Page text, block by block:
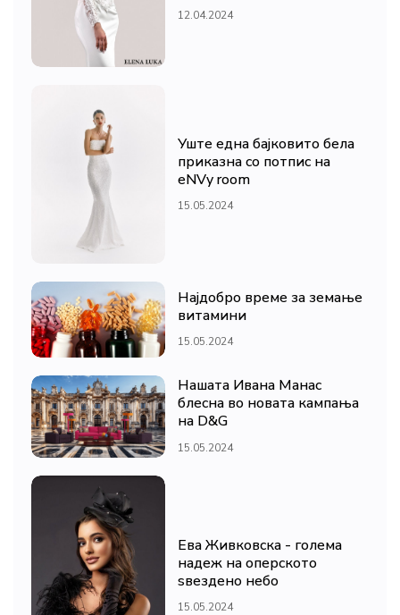
12.04.2024
Уште една бајковито бела
приказна со потпис на
eNVy room
15.05.2024
Најдобро време за земање
витамини
15.05.2024
Нашата Ивана Манас
блесна во новата кампања
на D&G
15.05.2024
Ева Живковска - голема
надеж на оперското
ѕвездено небо
15.05.2024